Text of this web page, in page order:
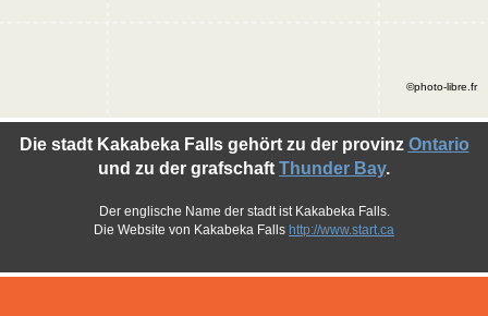
Die stadt Kakabeka Falls gehört zu der provinz Ontario
und zu der grafschaft Thunder Bay.
Der englische Name der stadt ist Kakabeka Falls.
Die Website von Kakabeka Falls http://www.start.ca
©photo-libre.fr